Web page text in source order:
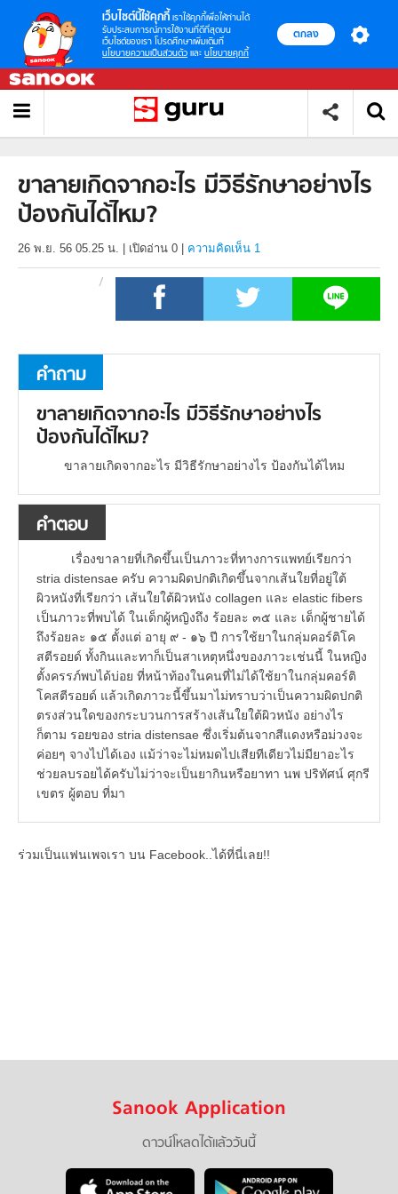
เว็บไซต์นี้ใช้คุกกี้ เราใช้คุกกี้เพื่อให้ท่านได้
รับประสบการณ์การใช้งานที่ดีที่สุดบน
เว็บไซต์ของเรา โปรดศึกษาเพิ่มเติมที่
นโยบายความเป็นส่วนตัว และ นโยบายคุกกี้
ตกลง
ขาลายเกิดจากอะไร มีวิธีรักษาอย่างไร
ป้องกันได้ไหม?
26 พ.ย. 56 05.25 น. เปิดอ่าน 0 ความคิดเห็น 1
คำถาม
ขาลายเกิดจากอะไร มีวิธีรักษาอย่างไร
ป้องกันได้ไหม?
ขาลายเกิดจากอะไร มีวิธีรักษาอย่างไร ป้องกันได้ไหม
คำตอบ
เรื่องขาลายที่เกิดขึ้นเป็นภาวะที่ทางการแพทย์เรียกว่า
stria distensae ครับ ความผิดปกติเกิดขึ้นจากเส้นใยที่อยู่ใต้
ผิวหนังที่เรียกว่า เส้นใยใต้ผิวหนัง collagen และ elastic fibers
เป็นภาวะที่พบได้ ในเด็กผู้หญิงถึง ร้อยละ ๓๕ และ เด็กผู้ชายได้
ถึงร้อยละ ๑๕ ตั้งแต่ อายุ ๙ - ๑๖ ปี การใช้ยาในกลุ่มคอร์ติโค
สตีรอยด์ ทั้งกินและทาก็เป็นสาเหตุหนึ่งของภาวะเช่นนี้ ในหญิง
ตั้งครรภ์พบได้บ่อย ที่หน้าท้องในคนที่ไม่ได้ใช้ยาในกลุ่มคอร์ติ
โคสตีรอยด์ แล้วเกิดภาวะนี้ขึ้นมาไม่ทราบว่าเป็นความผิดปกติ
ตรงส่วนใดของกระบวนการสร้างเส้นใยใต้ผิวหนัง อย่างไร
ก็ตาม รอยของ stria distensae ซึ่งเริ่มต้นจากสีแดงหรือม่วงจะ
ค่อยๆ จางไปได้เอง แม้ว่าจะไม่หมดไปเสียทีเดียวไม่มียาอะไร
ช่วยลบรอยได้ครับไม่ว่าจะเป็นยากินหรือยาทา นพ ปริทัศน์ ศุกรี
เขตร ผู้ตอบ ที่มา
ร่วมเป็นแฟนเพจเรา บน Facebook..ได้ที่นี่เลย!!
Sanook Application
ดาวน์โหลดได้แล้ววันนี้